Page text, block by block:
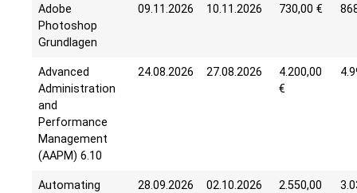
Adobe
Photoshop
Grundlagen
09.11.2026 10.11.2026 730,00 €
Advanced
Administration
and
Performance
Management
(AAPM) 6.10
24.08.2026 27.08.2026
4.200,00
€
Automating
28.09.2026 02.10.2026
2.550,00